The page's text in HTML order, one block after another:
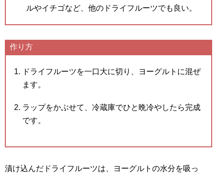
ルやイチゴなど、他のドライフルーツでも良い。
作り方
ドライフルーツを一口大に切り、ヨーグルトに混ぜ
ます。
ラップをかぶせて、冷蔵庫でひと晩冷やしたら完成
です。
漬け込んだドライフルーツは、ヨーグルトの水分を吸っ